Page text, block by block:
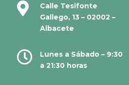

Calle Tesifonte
Gallego, 13 – 02002 –
Albacete

Lunes a Sábado – 9:30
a 21:30 horas